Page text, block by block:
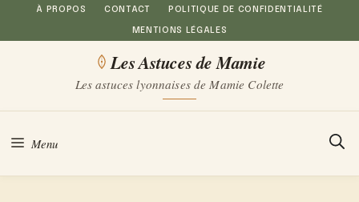
Aller
au
À PROPOS CONTACT POLITIQUE DE CONFIDENTIALITÉ
MENTIONS LÉGALES
Les Astuces de Mamie
Les astuces lyonnaises de Mamie Colette
Menu